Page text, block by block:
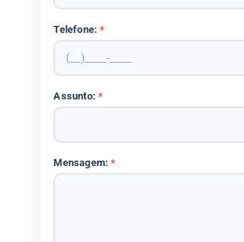
Telefone:*
Assunto:*
Mensagem:*